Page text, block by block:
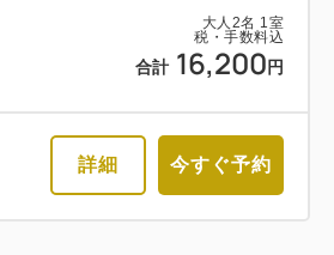
大人 2名 1室
税・手数料込
合計 16,200 円
詳細 今すぐ予約